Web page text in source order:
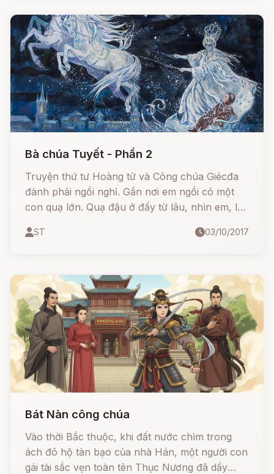
đang đi về hướng một căn nhà nhỏ, hoàng tử
rảo bước theo sau.
Bà chúa Tuyết - Phần 2
Truyện thứ tư Hoàng tử và Công chúa Giécđa
đành phải ngồi nghỉ. Gần nơi em ngồi có một
con quạ lớn. Quạ đậu ở đấy từ lâu, nhìn em, lắc
Quạ không thể nói rõ hơn được nữa, nhưng có
mình"
ST 03/10/2017
Bát Nàn công chúa
Vào thời Bắc thuộc, khi đất nước chìm trong
ách đô hộ tàn bạo của nhà Hán, một người con
gái tài sắc vẹn toàn tên Thục Nương đã dấy